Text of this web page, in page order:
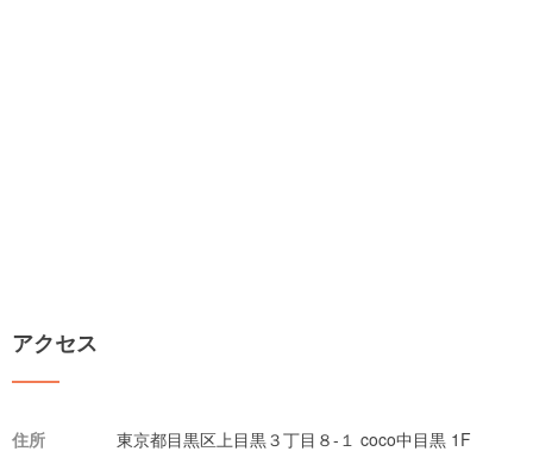
アクセス
住所 東京都目黒区上目黒３丁目８-１ coco中目黒 1F